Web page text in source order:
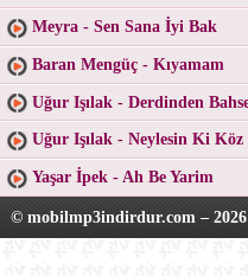
Meyra - Sen Sana İyi Bak
Baran Mengüç - Kıyamam
Uğur Işılak - Derdinden
Uğur Işılak - Neylesin Ki Köz
Yaşar İpek - Ah Be Yarim
© mobilmp3indirdur.com – 2026